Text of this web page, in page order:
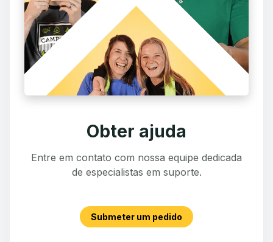
Obter ajuda
Entre em contato com nossa equipe dedicada
de especialistas em suporte.
Submeter um pedido